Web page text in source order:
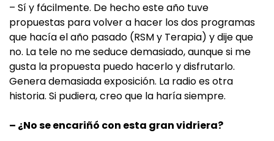
– Sí y fácilmente. De hecho este año tuve
propuestas para volver a hacer los dos programas
que hacía el año pasado (RSM y Terapia) y dije que
no. La tele no me seduce demasiado, aunque si me
gusta la propuesta puedo hacerlo y disfrutarlo.
Genera demasiada exposición. La radio es otra
historia. Si pudiera, creo que la haría siempre.
– ¿No se encariñó con esta gran vidriera?